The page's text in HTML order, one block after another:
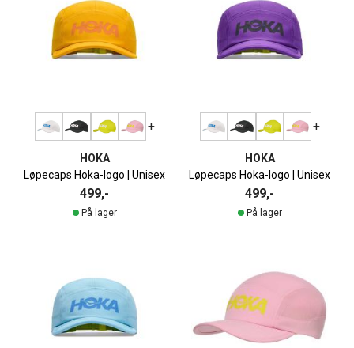
+
HOKA
Løpecaps Hoka-logo | Unisex
499,-
På lager
+
HOKA
Løpecaps Hoka-logo | Unisex
499,-
På lager